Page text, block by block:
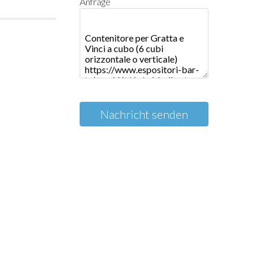
Nachricht senden